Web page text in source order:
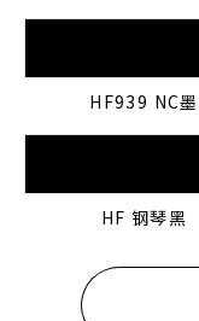
HF939 NC墨
HF 钢琴黑